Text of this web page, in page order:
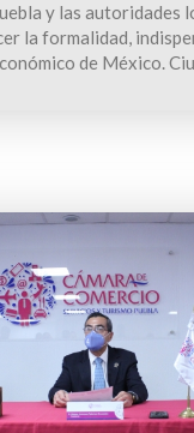
y las autoridades
la formalidad,
de México.